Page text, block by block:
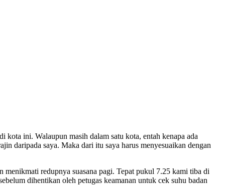
ini. Walaupun masih dalam satu kota, entah kenapa ada
daripada saya. Maka dari itu saya harus menyesuaikan dengan
menikmati redupnya suasana pagi. Tepat pukul 7.25 kami tiba di
dihentikan oleh petugas keamanan untuk cek suhu badan